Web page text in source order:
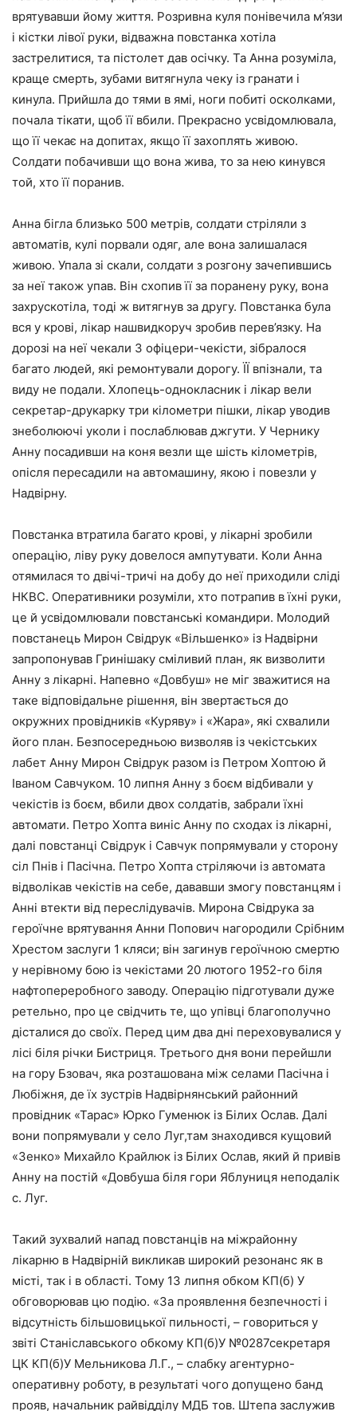
врятувавши йому життя. Розривна куля понівечила м’язи
і кістки лівої руки, відважна повстанка хотіла
застрелитися, та пістолет дав осічку. Та Анна розуміла,
краще смерть, зубами витягнула чеку із гранати і
кинула. Прийшла до тями в ямі, ноги побиті осколками,
почала тікати, щоб її вбили. Прекрасно усвідомлювала,
що її чекає на допитах, якщо її захоплять живою.
Солдати побачивши що вона жива, то за нею кинувся
той, хто її поранив.
Анна бігла близько 500 метрів, солдати стріляли з
автоматів, кулі порвали одяг, але вона залишалася
живою. Упала зі скали, солдати з розгону зачепившись
за неї також упав. Він схопив її за поранену руку, вона
захрускотіла, тоді ж витягнув за другу. Повстанка була
вся у крові, лікар нашвидкоруч зробив перев’язку. На
дорозі на неї чекали 3 офіцери-чекісти, зібралося
багато людей, які ремонтували дорогу. ЇЇ впізнали, та
виду не подали. Хлопець-однокласник і лікар вели
секретар-друкарку три кілометри пішки, лікар уводив
знеболюючі уколи і послаблював джгути. У Чернику
Анну посадивши на коня везли ще шість кілометрів,
опісля пересадили на автомашину, якою і повезли у
Надвірну.
Повстанка втратила багато крові, у лікарні зробили
операцію, ліву руку довелося ампутувати. Коли Анна
отямилася то двічі-тричі на добу до неї приходили сліді
НКВС. Оперативники розуміли, хто потрапив в їхні руки,
це й усвідомлювали повстанські командири. Молодий
повстанець Мирон Свідрук «Вільшенко» із Надвірни
запропонував Гринішаку сміливий план, як визволити
Анну з лікарні. Напевно «Довбуш» не міг зважитися на
таке відповідальне рішення, він звертається до
окружних провідників «Куряву» і «Жара», які схвалили
його план. Безпосередньою визволяв із чекістських
лабет Анну Мирон Свідрук разом із Петром Хоптою й
Іваном Савчуком. 10 липня Анну з боєм відбивали у
чекістів із боєм, вбили двох солдатів, забрали їхні
автомати. Петро Хопта виніс Анну по сходах із лікарні,
далі повстанці Свідрук і Савчук попрямували у сторону
сіл Пнів і Пасічна. Петро Хопта стріляючи із автомата
відволікав чекістів на себе, дававши змогу повстанцям і
Анні втекти від переслідувачів. Мирона Свідрука за
героїчне врятування Анни Попович нагородили Срібним
Хрестом заслуги 1 кляси; він загинув героїчною смертю
у нерівному бою із чекістами 20 лютого 1952-го біля
нафтопереробного заводу. Операцію підготували дуже
ретельно, про це свідчить те, що упівці благополучно
дісталися до своїх. Перед цим два дні переховувалися у
лісі біля річки Бистриця. Третього дня вони перейшли
на гору Бзовач, яка розташована між селами Пасічна і
Любіжня, де їх зустрів Надвірнянський районний
провідник «Тарас» Юрко Гуменюк із Білих Ослав. Далі
вони попрямували у село Луг,там знаходився кущовий
«Зенко» Михайло Крайлюк із Білих Ослав, який й привів
Анну на постій «Довбуша біля гори Яблуниця неподалік
с. Луг.
Такий зухвалий напад повстанців на міжрайонну
лікарню в Надвірній викликав широкий резонанс як в
місті, так і в області. Тому 13 липня обком КП(б) У
обговорював цю подію. «За проявлення безпечності і
відсутність більшовицької пильності, – говориться у
звіті Станіславського обкому КП(б)У №0287секретаря
ЦК КП(б)У Мельникова Л.Г., – слабку агентурно-
оперативну роботу, в результаті чого допущено банд
прояв, начальник райвідділу МДБ тов. Штепа заслужив